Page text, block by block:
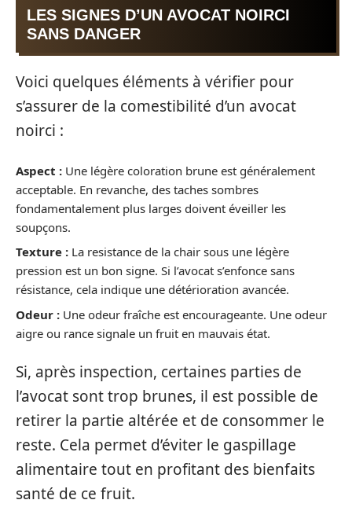
LES SIGNES D’UN AVOCAT NOIRCI
SANS DANGER
Voici quelques éléments à vérifier pour
s’assurer de la comestibilité d’un avocat
noirci :
Aspect : Une légère coloration brune est généralement
acceptable. En revanche, des taches sombres
fondamentalement plus larges doivent éveiller les
soupçons.
Texture : La resistance de la chair sous une légère
pression est un bon signe. Si l’avocat s’enfonce sans
résistance, cela indique une détérioration avancée.
Odeur : Une odeur fraîche est encourageante. Une odeur
aigre ou rance signale un fruit en mauvais état.
Si, après inspection, certaines parties de
l’avocat sont trop brunes, il est possible de
retirer la partie altérée et de consommer le
reste. Cela permet d’éviter le gaspillage
alimentaire tout en profitant des bienfaits
santé de ce fruit.